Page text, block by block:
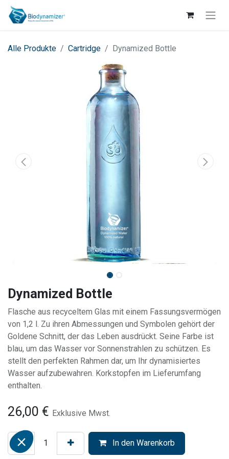
Alle Produkte Cartridge Dynamized Bottle
Dynamized Bottle
Flasche aus recyceltem Glas mit einem Fassungsvermögen
von 1,2 l. Zu ihren Abmessungen und Symbolen gehört der
Goldene Schnitt, der das Leben ausdrückt. Seine Farbe ist
blau, um das Wasser vor Sonnenstrahlen zu schützen. Es
stellt den perfekten Rahmen dar, um Ihr dynamisiertes
Wasser aufzubewahren. Korkstopfen im Lieferumfang
enthalten.
26,00 € Exklusive Mwst.
In den Warenkorb